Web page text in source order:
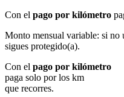
Con el pago por kilómetro
Monto mensual variable: si no
sigues protegido(a).
Con el pago por kilómetro
paga solo por los km
que recorres.